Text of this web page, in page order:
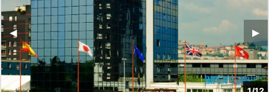
▶︎
◀︎